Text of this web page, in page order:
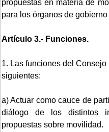
propuestas en materia de
para los órganos de
Artículo 3.- Funciones.
1. Las funciones del
siguientes:
a) Actuar como cauce de
diálogo de los distintos
propuestas sobre movilidad.